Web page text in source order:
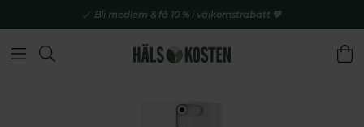
Bli medlem & få 10 % i välkomstrabatt 💚